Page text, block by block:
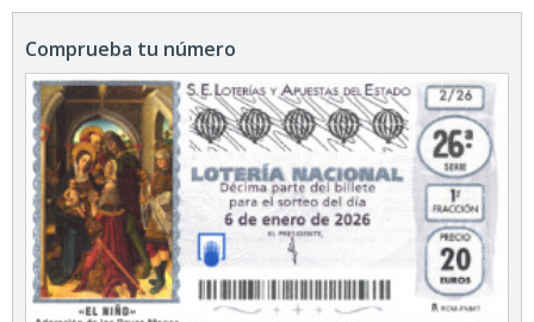
Comprueba tu número